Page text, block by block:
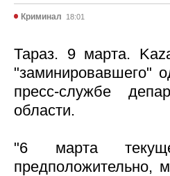
Криминал 18:01
Тараз. 9 марта.
"заминировавшего"
пресс-службе
области.
"6 марта
предположительно,